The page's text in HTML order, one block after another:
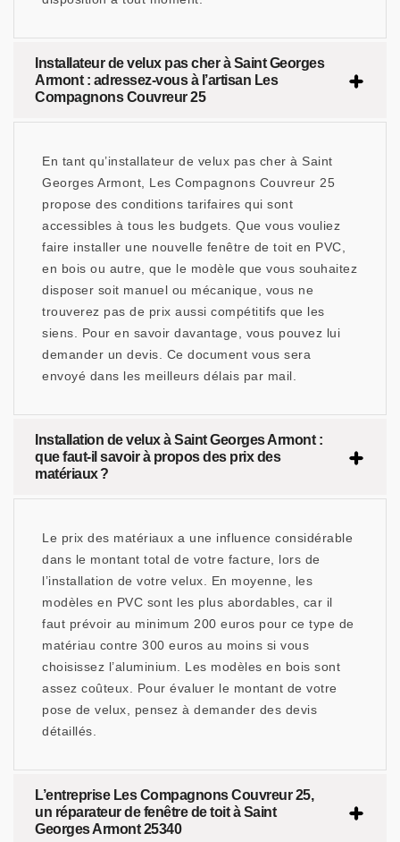
Installateur de velux pas cher à Saint Georges
Armont : adressez-vous à l’artisan Les
Compagnons Couvreur 25
En tant qu’installateur de velux pas cher à Saint
Georges Armont, Les Compagnons Couvreur 25
propose des conditions tarifaires qui sont
accessibles à tous les budgets. Que vous vouliez
faire installer une nouvelle fenêtre de toit en PVC,
en bois ou autre, que le modèle que vous souhaitez
disposer soit manuel ou mécanique, vous ne
trouverez pas de prix aussi compétitifs que les
siens. Pour en savoir davantage, vous pouvez lui
demander un devis. Ce document vous sera
envoyé dans les meilleurs délais par mail.
Installation de velux à Saint Georges Armont :
que faut-il savoir à propos des prix des
matériaux ?
Le prix des matériaux a une influence considérable
dans le montant total de votre facture, lors de
l’installation de votre velux. En moyenne, les
modèles en PVC sont les plus abordables, car il
faut prévoir au minimum 200 euros pour ce type de
matériau contre 300 euros au moins si vous
choisissez l’aluminium. Les modèles en bois sont
assez coûteux. Pour évaluer le montant de votre
pose de velux, pensez à demander des devis
détaillés.
L’entreprise Les Compagnons Couvreur 25,
un réparateur de fenêtre de toit à Saint
Georges Armont 25340